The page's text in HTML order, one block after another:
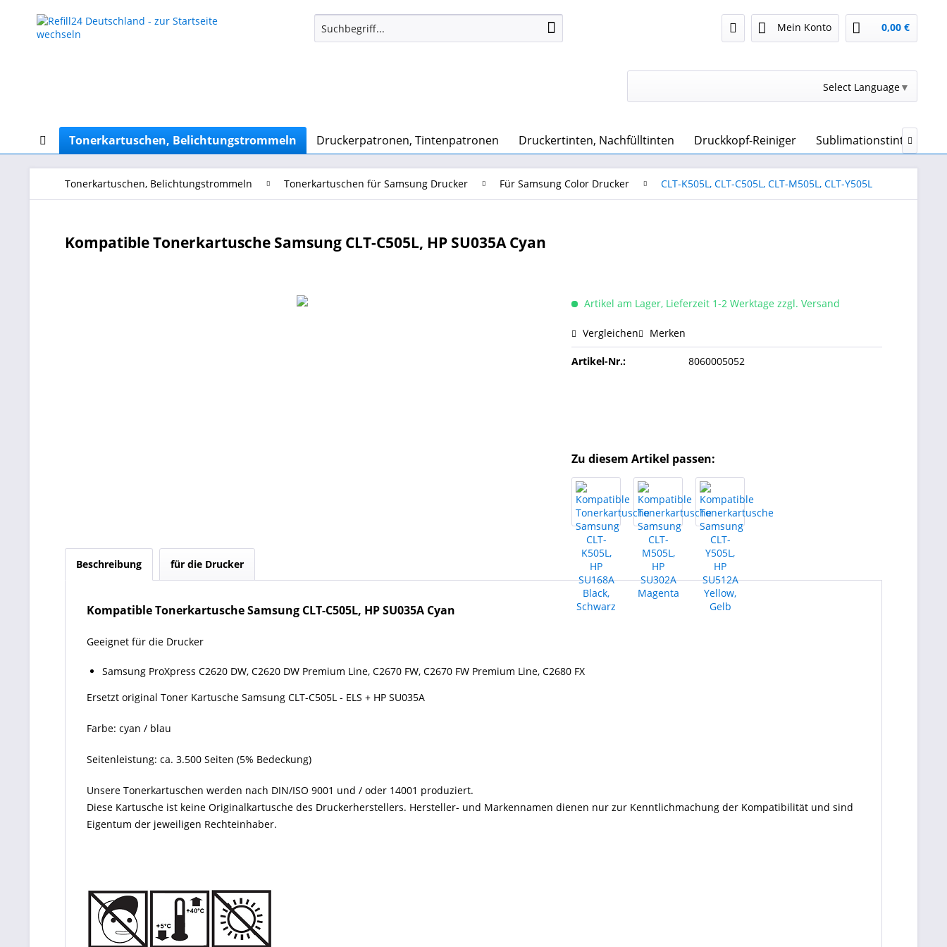
Mein Konto 0,00 €
Select Language▼
Tonerkartuschen, Belichtungstrommeln Druckerpatronen, Tintenpatronen Druckertinten, Nachfülltinten Druckkopf-Reiniger Sublimationstinte &

Tonerkartuschen, Belichtungstrommeln Tonerkartuschen für Samsung Drucker Für Samsung Color Drucker CLT-K505L, CLT-C505L, CLT-M505L, CLT-Y505L
Kompatible Tonerkartusche Samsung CLT-C505L, HP SU035A Cyan
Artikel am Lager, Lieferzeit 1-2 Werktage zzgl. Versand
Vergleichen Merken
Artikel-Nr.: 8060005052
Zu diesem Artikel passen:
Beschreibung für die Drucker
Kompatible Tonerkartusche Samsung CLT-C505L, HP SU035A Cyan
Geeignet für die Drucker
Samsung ProXpress C2620 DW, C2620 DW Premium Line, C2670 FW, C2670 FW Premium Line, C2680 FX
Ersetzt original Toner Kartusche Samsung CLT-C505L - ELS + HP SU035A
Farbe: cyan / blau
Seitenleistung: ca. 3.500 Seiten (5% Bedeckung)
Unsere Tonerkartuschen werden nach DIN/ISO 9001 und / oder 14001 produziert.
Diese Kartusche ist keine Originalkartusche des Druckerherstellers. Hersteller- und Markennamen dienen nur zur Kenntlichmachung der Kompatibilität und sind
Eigentum der jeweiligen Rechteinhaber.